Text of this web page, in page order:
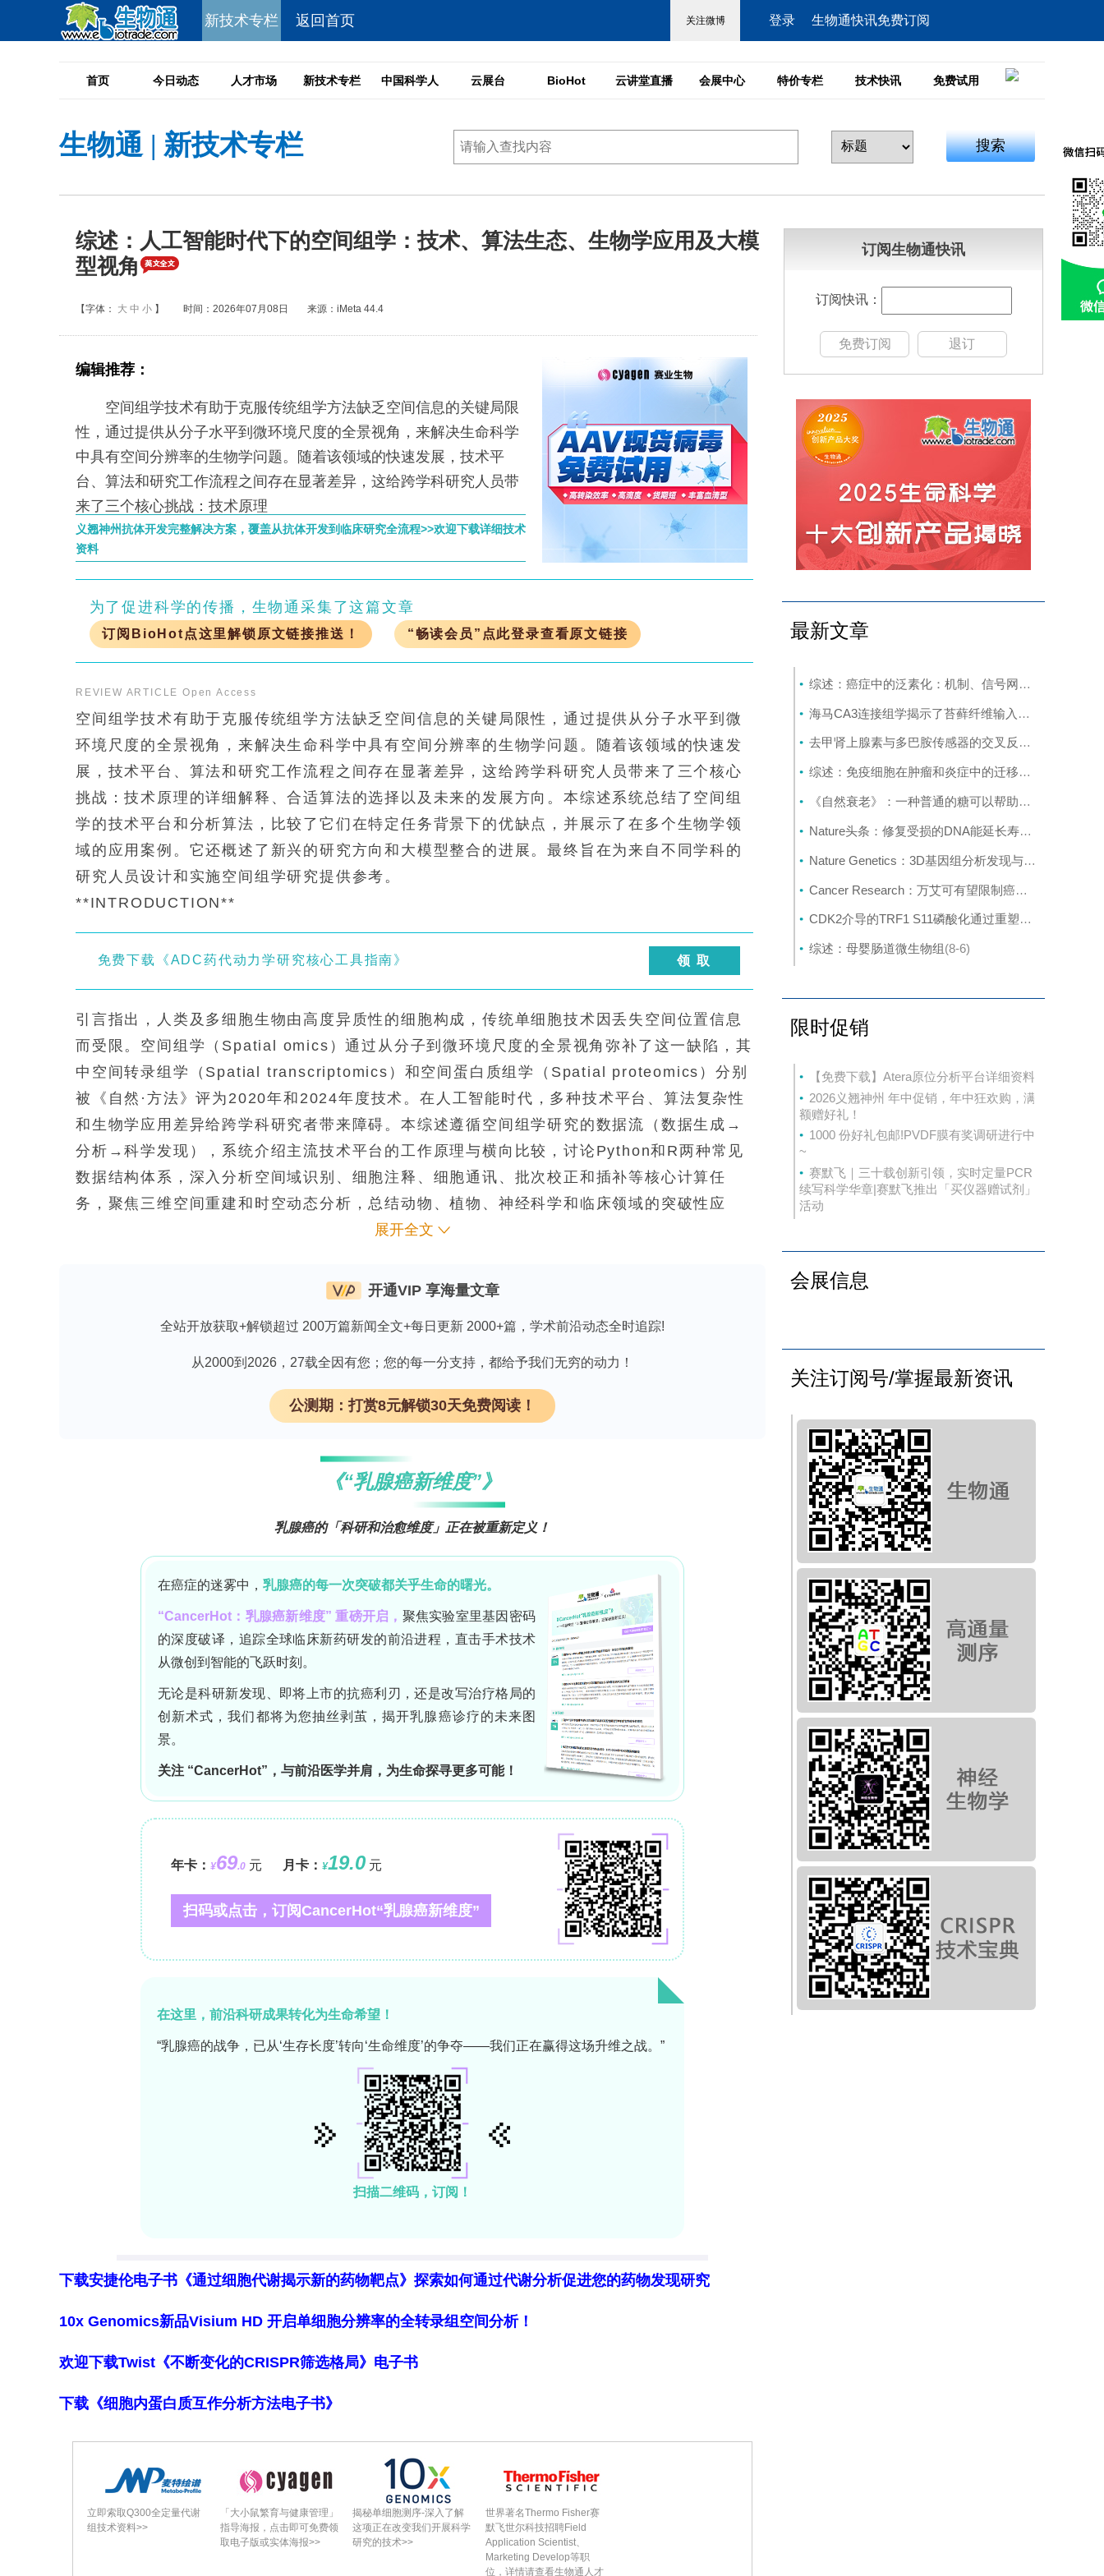
新技术专栏 返回首页 登录 生物通快讯免费订阅
首页 今日动态 人才市场 新技术专栏 中国科学人 云展台 BioHot 云讲堂直播 会展中心 特价专栏 技术快讯 免费试用
生物通 | 新技术专栏 搜索
综述：人工智能时代下的空间组学：技术、算法生态、生物学应用及大模
型视角
【字体： 大 中 小 】 时间：2026年07月08日 来源：iMeta 44.4
编辑推荐：
空间组学技术有助于克服传统组学方法缺乏空间信息的关键局限
性，通过提供从分子水平到微环境尺度的全景视角，来解决生命科学
中具有空间分辨率的生物学问题。随着该领域的快速发展，技术平
台、算法和研究工作流程之间存在显著差异，这给跨学科研究人员带
来了三个核心挑战：技术原理
义翘神州抗体开发完整解决方案，覆盖从抗体开发到临床研究全流程>>欢迎下载详细技术
资料
为了促进科学的传播，生物通采集了这篇文章
订阅BioHot点这里解锁原文链接推送！ “畅读会员”点此登录查看原文链接
REVIEW ARTICLE Open Access
空间组学技术有助于克服传统组学方法缺乏空间信息的关键局限性，通过提供从分子水平到微
环境尺度的全景视角，来解决生命科学中具有空间分辨率的生物学问题。随着该领域的快速发
展，技术平台、算法和研究工作流程之间存在显著差异，这给跨学科研究人员带来了三个核心
挑战：技术原理的详细解释、合适算法的选择以及未来的发展方向。本综述系统总结了空间组
学的技术平台和分析算法，比较了它们在特定任务背景下的优缺点，并展示了在多个生物学领
域的应用案例。它还概述了新兴的研究方向和大模型整合的进展。最终旨在为来自不同学科的
研究人员设计和实施空间组学研究提供参考。
**INTRODUCTION**
免费下载《ADC药代动力学研究核心工具指南》 领 取
引言指出，人类及多细胞生物由高度异质性的细胞构成，传统单细胞技术因丢失空间位置信息
而受限。空间组学（Spatial omics）通过从分子到微环境尺度的全景视角弥补了这一缺陷，其
中空间转录组学（Spatial transcriptomics）和空间蛋白质组学（Spatial proteomics）分别
被《自然·方法》评为2020年和2024年度技术。在人工智能时代，多种技术平台、算法复杂性
和生物学应用差异给跨学科研究者带来障碍。本综述遵循空间组学研究的数据流（数据生成→
分析→科学发现），系统介绍主流技术平台的工作原理与横向比较，讨论Python和R两种常见
数据结构体系，深入分析空间域识别、细胞注释、细胞通讯、批次校正和插补等核心计算任
务，聚焦三维空间重建和时空动态分析，总结动物、植物、神经科学和临床领域的突破性应
用，并围绕生成模型和大模型阐述机遇与挑战。
**SPATIAL OMICS TECHNOLOGIES**
Stereo-seq、Slide-seq、Visium HD等）通过空间条形码实现原位捕获，产生全转录组数
据；基于成像的平台（如MERFISH、seqFISH+、Xenium等）利用荧光原位杂交或原位测序
直接检测RNA，分辨率可达亚细胞水平。**Sequencing-based spatial transcriptomics
technologies**涵盖多种原理：Stereo-seq利用超高密度DNA纳米球阵列实现大视野亚细胞分
化硅珠阵列；Slide-seq系列通过条形码珠阵列重建发育轨迹；Pixel-seq利用聚丙烯酰胺凝胶
技术达到1μm分辨率；Nova-ST利用NovaSeq纳米图案表面实现低成本高捕获效率；Visium
提供标准化流程兼容新鲜冷冻和FFPE样本。**Imaging-based spatial transcriptomics
其中Xenium通过滚环扩增和原位杂交实现高灵敏检测。**Comparison of commercial
spatial transcriptomics technologies**对比了Slide-seqV2、Stereo-seq、Visium V1、
Visium HD、Xenium、CosMx和MERSCOPE七种平台，指出基于测序的平台适合全转录组
发现但存在扩散效应，基于成像的平台具有低假阳性率和高检测灵敏度但基因覆盖范围窄。
**Cell segmentation in spatial transcriptomics**是实现单细胞分析的关键桥梁，包括细胞
核分割、转录本分配、全细胞分割和完整细胞边界重建。主流工具如Cellpose、Baysor、
SCS和Proseg各有特点，其中细胞膜或细胞壁染色是检测边界的金标准。**Spatial
proteomics technologies**涵盖转录组-蛋白质组共分析（如Spatial-CITE-seq、GeoMx
DSP）、高多重蛋白质成像（如CODEX、3D CyCIF、MIBI-TOF）和基于质谱的原位成像
epigenomics technologies**包括LAESI-MSI（空间代谢组学）、Spatial-ATAC-seq（染色
质可及性）和Spatial-CUT&Tag（组蛋白修饰），三者提供原位、多维、高分辨的空间多组学
支持。**Summary and outlook**指出大多数技术仍处于实验室阶段，且多局限于单组学检
测，未来多组学同时检测方法（如DBiT-seq）有望商业化，但面临样本制备不兼容、破坏性处
理等技术障碍。
空间组学数据的多模态结构带来特定计算挑战。传统单细胞分析仅依赖分子丰度矩阵，而空间
分析需整合分子谱与精确物理坐标及高分辨率组织学图像。Python生态系统以Scanpy为核
心，通过AnnData结构高效存储分子表达矩阵和元数据；Squidpy扩展了Scanpy，通过
ImageContainer解决高清图像内存瓶颈，实现空间拓扑关系计算和高维数据集成。R生态系统
以Bioconductor项目为依托，核心框架包括Giotto Suite（统一超过50种空间模态）、Seurat
v5（多模态整合）和SpatialExperiment类（标准数据容器）。跨语言互操作需通过Zarr、
OME-NGFF和Apache Arrow等通用格式实现，但当前仍存在元数据丢失和坐标错位问题。工
具如SpatialData框架旨在标准化对象转换，但迁移数据仍是重大挑战。未来应推动基于磁盘
**Spatial clustering**是空间组学分析基石，分为贝叶斯统计聚类（BASS、
BayesSpace）、图神经网络聚类（SpaGCN、GraphST、STAGATE）和深度学习融合聚类
基准测试表明，STAGATE和GraphST在Visium数据中表现最优；BASS、BANKSY适用于高
分辨率平台；DeepST、BASS对高稀疏数据鲁棒性最强。当前方法在识别小型离散空间域、多
切片联合分析和三维重建以及大规模数据处理方面仍面临挑战。**Cell
annotation/deconvolution**分为依赖单细胞RNA测序参考的方法（cell2location、RCTD、
DestVI、Tangram等）、无参考方法（STdeconvolve、SpiceMix）和集成方法
（EnDecon）。基准测试推荐cell2location、RCTD和Tangram为首选工具，并针对不同分辨
率平台给出具体建议。**Cell communication tools**涵盖CellPhoneDB、CellChat、
展开全文
开通VIP 享海量文章
全站开放获取+解锁超过 200万篇新闻全文+每日更新 2000+篇，学术前沿动态全时追踪!
从2000到2026，27载全因有您；您的每一分支持，都给予我们无穷的动力！
公测期：打赏8元解锁30天免费阅读！
下载安捷伦电子书《通过细胞代谢揭示新的药物靶点》探索如何通过代谢分析促进您的药物发现研究
10x Genomics新品Visium HD 开启单细胞分辨率的全转录组空间分析！
欢迎下载Twist《不断变化的CRISPR筛选格局》电子书
下载《细胞内蛋白质互作分析方法电子书》
立即索取Q300全定量代谢
组技术资料>>
「大小鼠繁育与健康管理」
指导海报，点击即可免费领
取电子版或实体海报>>
揭秘单细胞测序-深入了解
这项正在改变我们开展科学
研究的技术>>
世界著名Thermo Fisher赛
默飞世尔科技招聘Field
Application Scientist、
Marketing Develop等职
位，详情请查看生物通人才
订阅生物通快讯
订阅快讯：
免费订阅 退订
最新文章
综述：癌症中的泛素化：机制、信号网络及潜在的治疗机会
海马CA3连接组学揭示了苔藓纤维输入梯度及对锥体细胞的选择性前馈抑制
去甲肾上腺素与多巴胺传感器的交叉反应取决于局部神经支配密度
综述：免疫细胞在肿瘤和炎症中的迁移：分子机制与治疗靶点
《自然衰老》：一种普通的糖可以帮助癌细胞挣脱并扩散
Nature头条：修复受损的DNA能延长寿命吗？
Nature Genetics：3D基因组分析发现与克罗恩病相关的新基因
Cancer Research：万艾可有望限制癌症转移
CDK2介导的TRF1 S11磷酸化通过重塑端粒染色质促进DNA损伤修复
综述：母婴肠道微生物组(8-6)
限时促销
【免费下载】Atera原位分析平台详细资料
2026义翘神州 年中促销，年中狂欢购，满
额赠好礼！
1000 份好礼包邮!PVDF膜有奖调研进行中
~
赛默飞｜三十载创新引领，实时定量PCR
续写科学华章|赛默飞推出「买仪器赠试剂」
活动
会展信息
关注订阅号/掌握最新资讯